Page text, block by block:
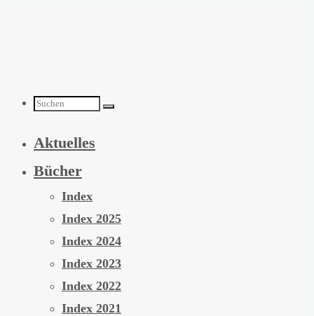
Suchen
nach:
Aktuelles
Bücher
Index
Index 2025
Index 2024
Index 2023
Index 2022
Index 2021